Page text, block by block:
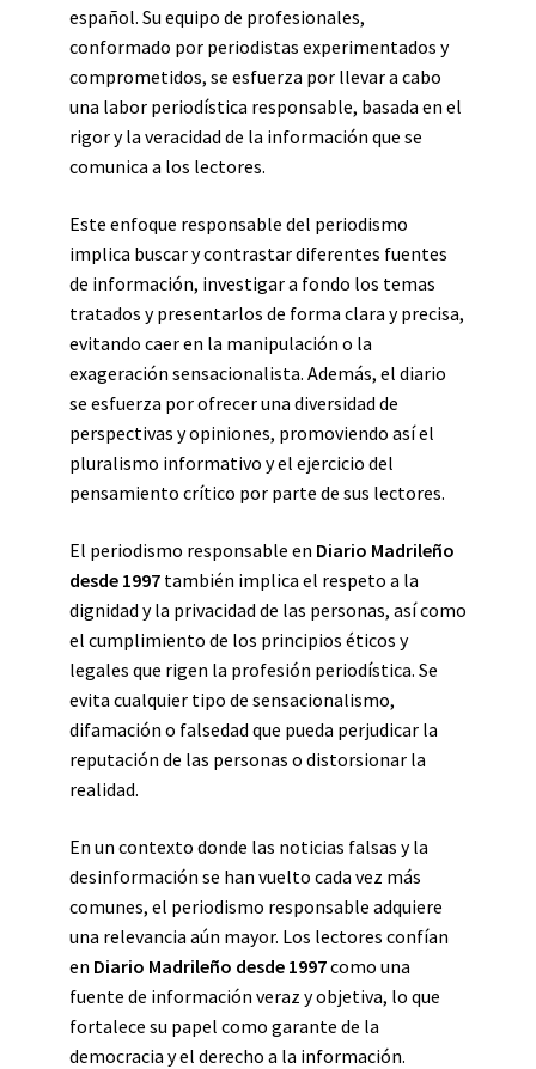
español. Su equipo de profesionales,
conformado por periodistas experimentados y
comprometidos, se esfuerza por llevar a cabo
una labor periodística responsable, basada en el
rigor y la veracidad de la información que se
comunica a los lectores.
Este enfoque responsable del periodismo
implica buscar y contrastar diferentes fuentes
de información, investigar a fondo los temas
tratados y presentarlos de forma clara y precisa,
evitando caer en la manipulación o la
exageración sensacionalista. Además, el diario
se esfuerza por ofrecer una diversidad de
perspectivas y opiniones, promoviendo así el
pluralismo informativo y el ejercicio del
pensamiento crítico por parte de sus lectores.
El periodismo responsable en Diario Madrileño
desde 1997 también implica el respeto a la
dignidad y la privacidad de las personas, así como
el cumplimiento de los principios éticos y
legales que rigen la profesión periodística. Se
evita cualquier tipo de sensacionalismo,
difamación o falsedad que pueda perjudicar la
reputación de las personas o distorsionar la
realidad.
En un contexto donde las noticias falsas y la
desinformación se han vuelto cada vez más
comunes, el periodismo responsable adquiere
una relevancia aún mayor. Los lectores confían
en Diario Madrileño desde 1997como una
fuente de información veraz y objetiva, lo que
fortalece su papel como garante de la
democracia y el derecho a la información.